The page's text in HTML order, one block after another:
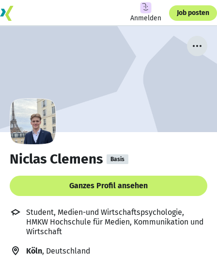
Anmelden
Job posten
Niclas Clemens Basis
Ganzes Profil ansehen
Student, Medien-und Wirtschaftspsychologie,
HMKW Hochschule für Medien, Kommunikation und
Wirtschaft
Köln, Deutschland